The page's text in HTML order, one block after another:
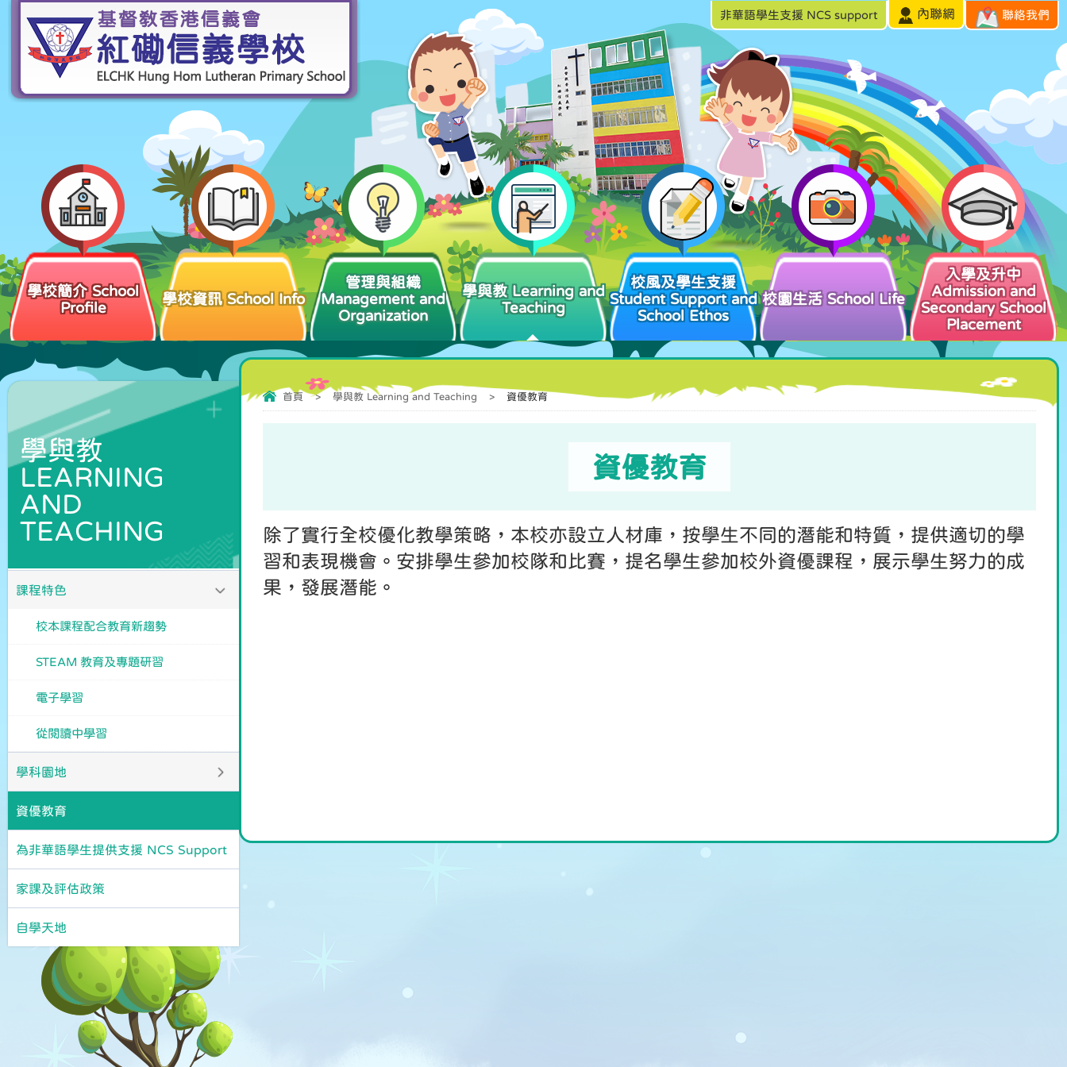
非華語學生支援 NCS support 內聯網 聯絡我們
學校簡介 School
Profile
學校資訊 School Info
管理與組織
Management and
Organization
學與教 Learning and
Teaching
校風及學生支援
Student Support and
School Ethos
校園生活 School Life
入學及升中
Admission and
Secondary School
Placement
首頁 > 學與教 Learning and Teaching > 資優教育
資優教育
除了實行全校優化教學策略，本校亦設立人材庫，按學生不同的潛能和特質，提供適切的學
習和表現機會。安排學生參加校隊和比賽，提名學生參加校外資優課程，展示學生努力的成
果，發展潛能。
學與教
LEARNING
AND
TEACHING
課程特色
校本課程配合教育新趨勢
STEAM 教育及專題研習
電子學習
從閱讀中學習
學科園地
資優教育
為非華語學生提供支援 NCS Support
家課及評估政策
自學天地